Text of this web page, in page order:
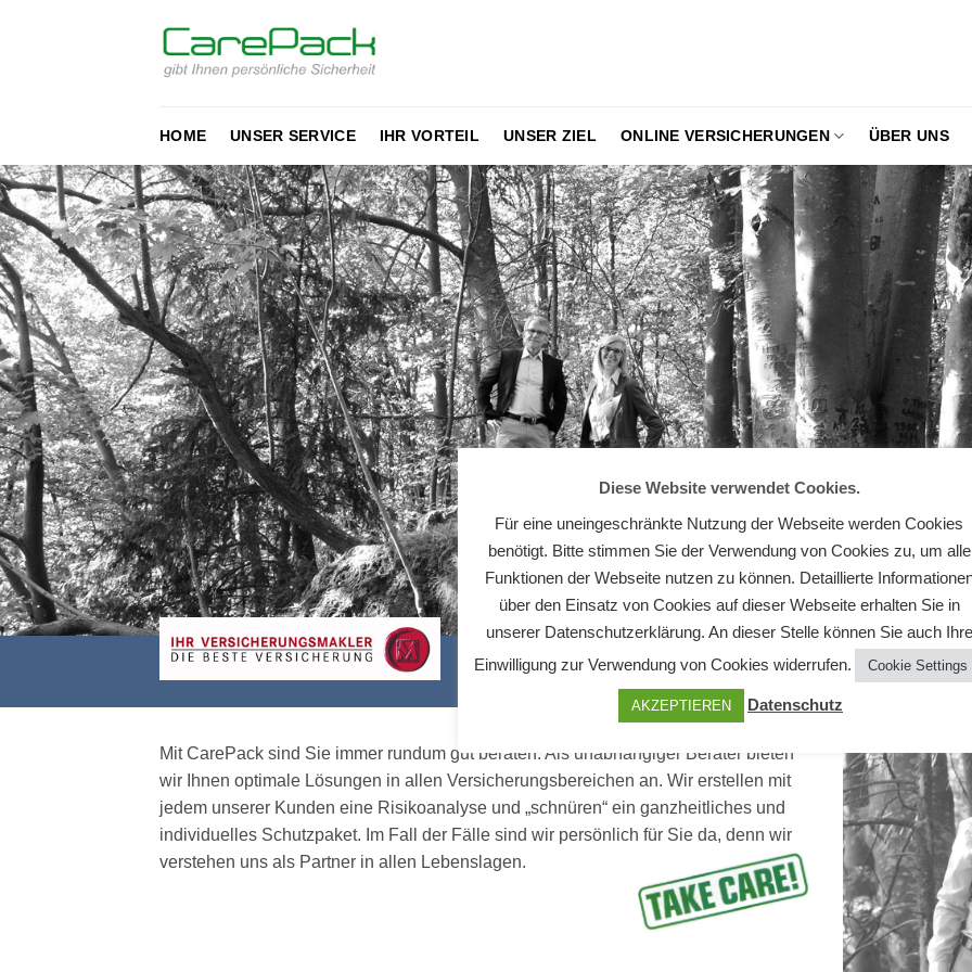
HOME UNSER SERVICE IHR VORTEIL UNSER ZIEL ONLINE VERSICHERUNGEN ÜBER UNS
Mit CarePack sind Sie immer rundum gut beraten. Als unabhängiger Berater bieten
wir Ihnen optimale Lösungen in allen Versicherungsbereichen an. Wir erstellen mit
jedem unserer Kunden eine Risikoanalyse und „schnüren“ ein ganzheitliches und
individuelles Schutzpaket. Im Fall der Fälle sind wir persönlich für Sie da, denn wir
verstehen uns als Partner in allen Lebenslagen.
Diese Website verwendet Cookies.
Für eine uneingeschränkte Nutzung der Webseite werden Cookies
benötigt. Bitte stimmen Sie der Verwendung von Cookies zu, um alle
Funktionen der Webseite nutzen zu können. Detaillierte
über den Einsatz von Cookies auf dieser Webseite erhalten Sie in
unserer Datenschutzerklärung. An dieser Stelle können Sie auch Ihre
Einwilligung zur Verwendung von Cookies widerrufen.
Cookie Settings
AKZEPTIEREN Datenschutz